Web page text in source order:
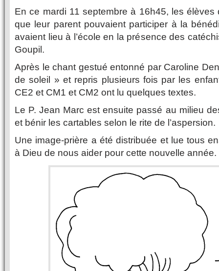
En ce mardi 11 septembre à 16h45, les élèves
que leur parent pouvaient participer à la
avaient lieu à l’école en la présence des
Goupil.
Après le chant gestué entonné par Caroline
de soleil » et repris plusieurs fois par les
CE2 et CM1 et CM2 ont lu quelques textes.
Le P. Jean Marc est ensuite passé au milieu
et bénir les cartables selon le rite de l’aspersion.
Une image-prière a été distribuée et lue tous
à Dieu de nous aider pour cette nouvelle année.